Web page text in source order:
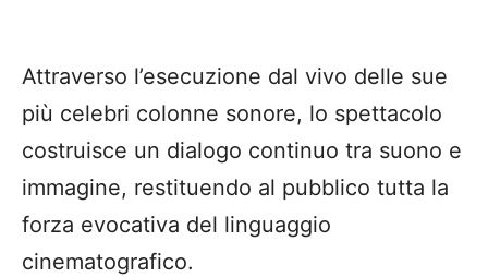
Attraverso l’esecuzione dal vivo delle sue
più celebri colonne sonore, lo spettacolo
costruisce un dialogo continuo tra suono e
immagine, restituendo al pubblico tutta la
forza evocativa del linguaggio
cinematografico.